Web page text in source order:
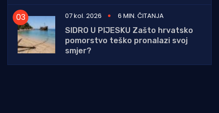
07 kol. 2026
6 MIN. ČITANJA
SIDRO U PIJESKU Zašto hrvatsko
pomorstvo teško pronalazi svoj
smjer?